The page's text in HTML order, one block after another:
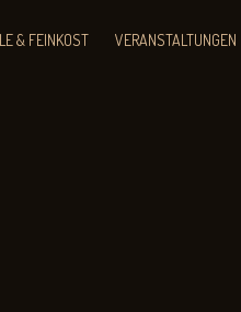
& FEINKOST VERANSTALTUNGEN